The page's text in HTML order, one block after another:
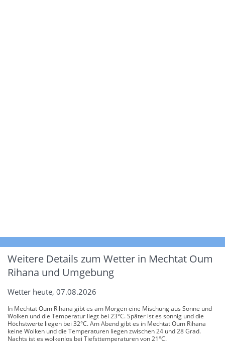
Weitere Details zum Wetter in Mechtat Oum
Rihana und Umgebung
Wetter heute, 07.08.2026
In Mechtat Oum Rihana gibt es am Morgen eine Mischung aus Sonne und
Wolken und die Temperatur liegt bei 23°C. Später ist es sonnig und die
Höchstwerte liegen bei 32°C. Am Abend gibt es in Mechtat Oum Rihana
keine Wolken und die Temperaturen liegen zwischen 24 und 28 Grad.
Nachts ist es wolkenlos bei Tiefsttemperaturen von 21°C.